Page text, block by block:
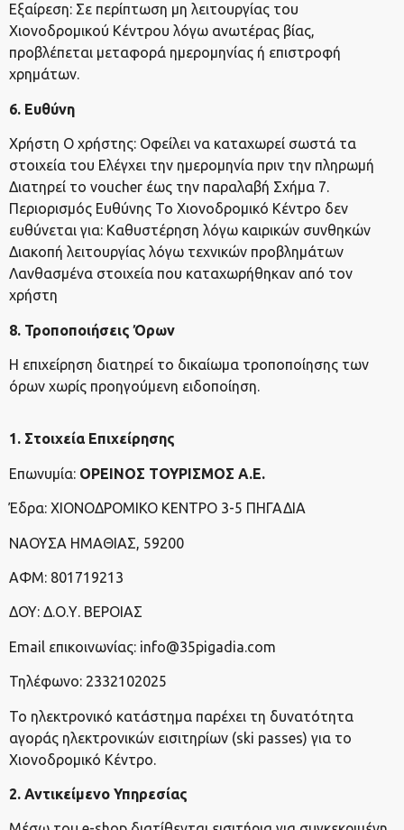
Εξαίρεση: Σε περίπτωση μη λειτουργίας του
Χιονοδρομικού Κέντρου λόγω ανωτέρας βίας,
προβλέπεται μεταφορά ημερομηνίας ή επιστροφή
χρημάτων.
6. Ευθύνη
Χρήστη Ο χρήστης: Οφείλει να καταχωρεί σωστά τα
στοιχεία του Ελέγχει την ημερομηνία πριν την πληρωμή
Διατηρεί το voucher έως την παραλαβή Σχήμα 7.
Περιορισμός Ευθύνης Το Χιονοδρομικό Κέντρο δεν
ευθύνεται για: Καθυστέρηση λόγω καιρικών συνθηκών
Διακοπή λειτουργίας λόγω τεχνικών προβλημάτων
Λανθασμένα στοιχεία που καταχωρήθηκαν από τον
χρήστη
8. Τροποποιήσεις Όρων
Η επιχείρηση διατηρεί το δικαίωμα τροποποίησης των
όρων χωρίς προηγούμενη ειδοποίηση.
1. Στοιχεία Επιχείρησης
Επωνυμία: ΟΡΕΙΝΟΣ ΤΟΥΡΙΣΜΟΣ Α.Ε.
Έδρα: ΧΙΟΝΟΔΡΟΜΙΚΟ ΚΕΝΤΡΟ 3-5 ΠΗΓΑΔΙΑ
ΝΑΟΥΣΑ ΗΜΑΘΙΑΣ, 59200
ΑΦΜ: 801719213
ΔΟΥ: Δ.Ο.Υ. ΒΕΡΟΙΑΣ
Email επικοινωνίας: info@35pigadia.com
Τηλέφωνο: 2332102025
Το ηλεκτρονικό κατάστημα παρέχει τη δυνατότητα
αγοράς ηλεκτρονικών εισιτηρίων (ski passes) για το
Χιονοδρομικό Κέντρο.
2. Αντικείμενο Υπηρεσίας